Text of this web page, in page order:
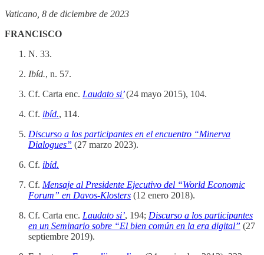
Vaticano, 8 de diciembre de 2023
FRANCISCO
N. 33.
Ibíd., n. 57.
Cf. Carta enc. Laudato si’ (24 mayo 2015), 104.
Cf. ibíd., 114.
Discurso a los participantes en el encuentro “Minerva
Dialogues” (27 marzo 2023).
Cf. ibíd.
Cf. Mensaje al Presidente Ejecutivo del “World Economic
Forum” en Davos-Klosters (12 enero 2018).
Cf. Carta enc. Laudato si’, 194; Discurso a los participantes
en un Seminario sobre “El bien común en la era digital” (27
septiembre 2019).